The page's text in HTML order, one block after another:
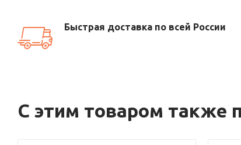
Быстрая доставка по всей России
С этим товаром также